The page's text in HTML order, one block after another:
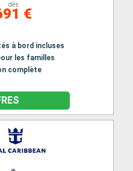
dès
€
à bord incluses
les familles
complète